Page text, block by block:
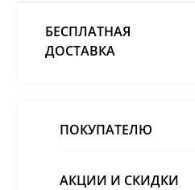
БЕСПЛАТНАЯ
ДОСТАВКА
ПОКУПАТЕЛЮ
АКЦИИ И СКИДКИ